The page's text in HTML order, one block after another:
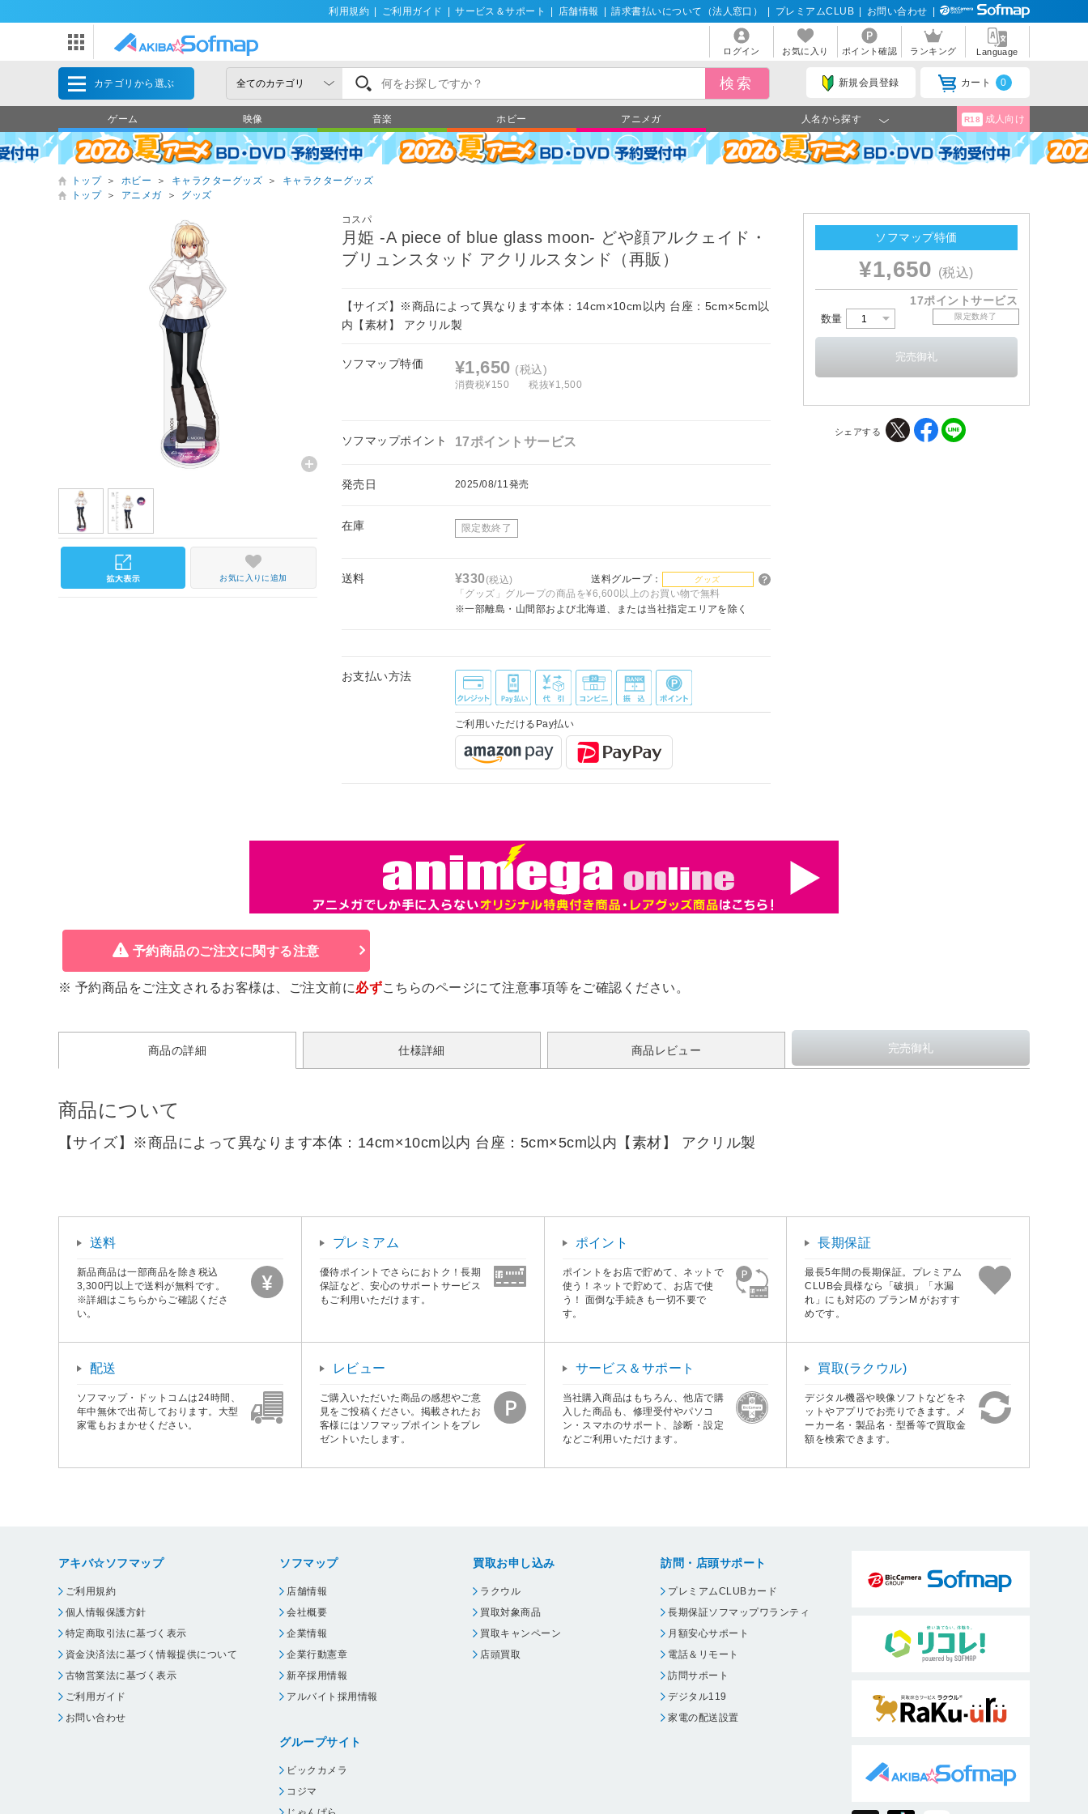
利用規約 ご利用ガイド サービス＆サポート 店舗情報 請求書払いについて（法人窓口） プレミアムCLUB お問い合わせ
ログイン お気に入り ポイント確認 ランキング Language
カテゴリから選ぶ 新規会員登録 カート 0
ゲーム 映像 音楽 ホビー アニメガ 人名から探す R18 成人向け
トップ ＞ ホビー ＞ キャラクターグッズ ＞
キャラクターグッズ
トップ
＞ アニメガ ＞ グッズ
コスパ
月姫 -A piece of blue glass moon- どや顔アルクェイド・
ブリュンスタッド アクリルスタンド（再販）
【サイズ】※商品によって異なります本体：14cm×10cm以内 台座：5cm×5cm以
内【素材】 アクリル製
ソフマップ特価 ¥1,650 (税込)
消費税¥150 税抜¥1,500
ソフマップポイント 17ポイントサービス
発売日 2025/08/11発売
在庫 限定数終了
送料 ¥330(税込) 送料グループ： グッズ
「グッズ」グループの商品を¥6,600以上のお買い物で無料
※一部離島・山間部および北海道、または当社指定エリアを除く
お支払い方法
ご利用いただけるPay払い
お気に入りに追加
ソフマップ特価
¥1,650 (税込)
17ポイントサービス
数量 限定数終了
シェアする
予約商品のご注文に関する注意
※ 予約商品をご注文されるお客様は、ご注文前に必ずこちらのページにて注意事項等をご確認ください。
商品の詳細 仕様詳細 商品レビュー
商品について
【サイズ】※商品によって異なります本体：14cm×10cm以内 台座：5cm×5cm以内【素材】 アクリル製
送料
新品商品は一部商品を除き税込
3,300円以上で送料が無料です。
※詳細はこちらからご確認くださ
い。
プレミアム
優待ポイントでさらにおトク！長期
保証など、安心のサポートサービス
もご利用いただけます。
ポイント
ポイントをお店で貯めて、ネットで
使う！ネットで貯めて、お店で使
う！ 面倒な手続きも一切不要で
す。
長期保証
最長5年間の長期保証。プレミアム
CLUB会員様なら「破損」「水漏
れ」にも対応の プランM がおすす
めです。
配送
ソフマップ・ドットコムは24時間、
年中無休で出荷しております。大型
家電もおまかせください。
レビュー
ご購入いただいた商品の感想やご意
見をご投稿ください。掲載されたお
客様にはソフマップポイントをプレ
ゼントいたします。
サービス＆サポート
当社購入商品はもちろん、他店で購
入した商品も、修理受付やパソコ
ン・スマホのサポート、診断・設定
などご利用いただけます。
買取(ラクウル)
デジタル機器や映像ソフトなどをネ
ットやアプリでお売りできます。メ
ーカー名・製品名・型番等で買取金
額を検索できます。
アキバ☆ソフマップ
ご利用規約
個人情報保護方針
特定商取引法に基づく表示
資金決済法に基づく情報提供について
古物営業法に基づく表示
ご利用ガイド
お問い合わせ
ソフマップ
店舗情報
会社概要
企業情報
企業行動憲章
新卒採用情報
アルバイト採用情報
グループサイト
ビックカメラ
コジマ
買取お申し込み
ラクウル
買取対象商品
買取キャンペーン
店頭買取
訪問・店頭サポート
プレミアムCLUBカード
長期保証ソフマップワランティ
月額安心サポート
電話＆リモート
訪問サポート
デジタル119
家電の配送設置